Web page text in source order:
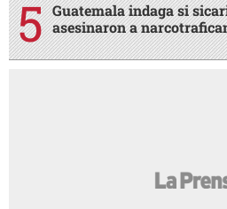
Guatemala indaga si
asesinaron a